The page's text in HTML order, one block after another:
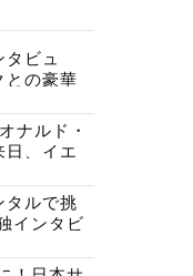
タビュ
との豪華
ナルド・
日、イエ
占イン
タルで挑
インタビ